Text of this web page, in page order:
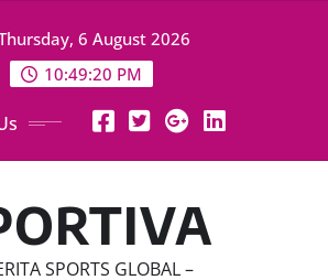
6 August 2026
10:49:22 PM
SPORTS GLOBAL –